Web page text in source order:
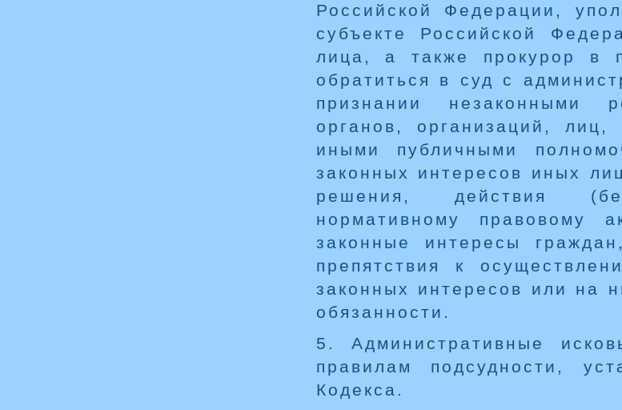
Российской Федерации,
субъекте Российской
лица, а также прокурор в
обратиться в суд с
признании незаконными
органов, организаций, лиц,
иными публичными
законных интересов иных
решения, действия
нормативному правовому
законные интересы
препятствия к
законных интересов или на
обязанности.
5. Административные
правилам подсудности,
Кодекса.